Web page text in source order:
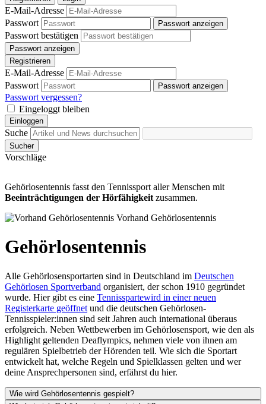
E-Mail-Adresse
Passwort
Passwort anzeigen
Passwort bestätigen
Passwort anzeigen
Registrieren
E-Mail-Adresse
Passwort
Passwort anzeigen
Passwort vergessen?
Eingeloggt bleiben
Einloggen
Suche
Sucher
Vorschläge
Gehörlosentennis fasst den Tennissport aller Menschen mit
Beeinträchtigungen der Hörfähigkeit zusammen.
Vorhand Gehörlosentennis
Gehörlosentennis
Alle Gehörlosensportarten sind in Deutschland im Deutschen
Gehörlosen Sportverband organisiert, der schon 1910 gegründet
wurde. Hier gibt es eine Tennisspartewird in einer neuen
Registerkarte geöffnet und die deutschen Gehörlosen-
Tennisspieler:innen sind seit Jahren auch international überaus
erfolgreich. Neben Wettbewerben im Gehörlosensport, wie den als
Highlight geltenden Deaflympics, nehmen viele von ihnen am
regulären Spielbetrieb der Hörenden teil. Wie sich die Sportart
entwickelt hat, welche Regeln und Spielklassen gelten und wer
deine Ansprechpersonen sind, erfährst du hier.
Wie wird Gehörlosentennis gespielt?